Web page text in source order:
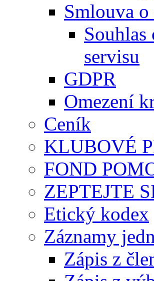
Smlouva o
servisu
GDPR
Omezení
Ceník
KLUBOVÉ
FOND
ZEPTEJTE
Etický kodex
Záznamy
Zápis z